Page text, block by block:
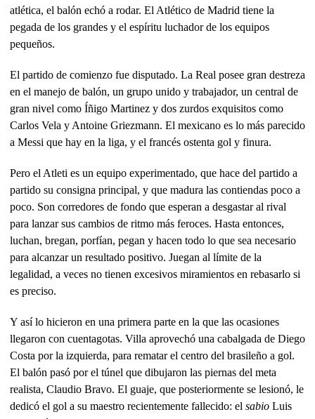
atlética, el balón echó a rodar. El Atlético de Madrid tiene la
pegada de los grandes y el espíritu luchador de los equipos
pequeños.
El partido de comienzo fue disputado. La Real posee gran destreza
en el manejo de balón, un grupo unido y trabajador, un central de
gran nivel como Íñigo Martinez y dos zurdos exquisitos como
Carlos Vela y Antoine Griezmann. El mexicano es lo más parecido
a Messi que hay en la liga, y el francés ostenta gol y finura.
Pero el Atleti es un equipo experimentado, que hace del partido a
partido su consigna principal, y que madura las contiendas poco a
poco. Son corredores de fondo que esperan a desgastar al rival
para lanzar sus cambios de ritmo más feroces. Hasta entonces,
luchan, bregan, porfían, pegan y hacen todo lo que sea necesario
para alcanzar un resultado positivo. Juegan al límite de la
legalidad, a veces no tienen excesivos miramientos en rebasarlo si
es preciso.
Y así lo hicieron en una primera parte en la que las ocasiones
llegaron con cuentagotas. Villa aprovechó una cabalgada de Diego
Costa por la izquierda, para rematar el centro del brasileño a gol.
El balón pasó por el túnel que dibujaron las piernas del meta
realista, Claudio Bravo. El guaje, que posteriormente se lesionó, le
dedicó el gol a su maestro recientemente fallecido: el sabio Luis